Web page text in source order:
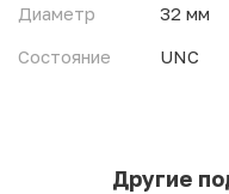
Диаметр
32 мм
Состояние
UNC
Другие